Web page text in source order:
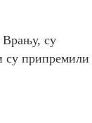
Врању, су
су припремили